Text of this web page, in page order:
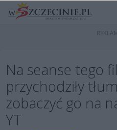
Na seanse tego
przychodziły
zobaczyć go na
YT